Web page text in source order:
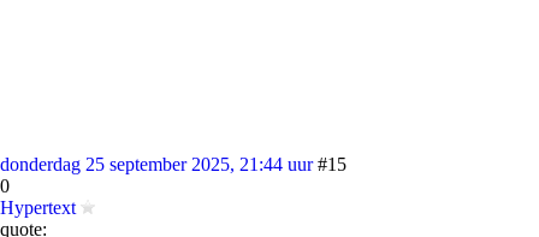
donderdag 25 september 2025, 21:44 uur #15
0
Hypertext
quote: